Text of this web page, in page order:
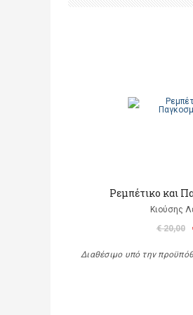
Ρεμπέτικο και
Κιούσης
€ 20,00
Διαθέσιμο υπό την